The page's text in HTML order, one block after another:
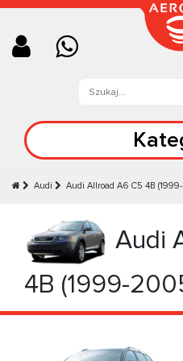
Audi Audi Allroad A6 C5 4B
Audi
4B (1999-